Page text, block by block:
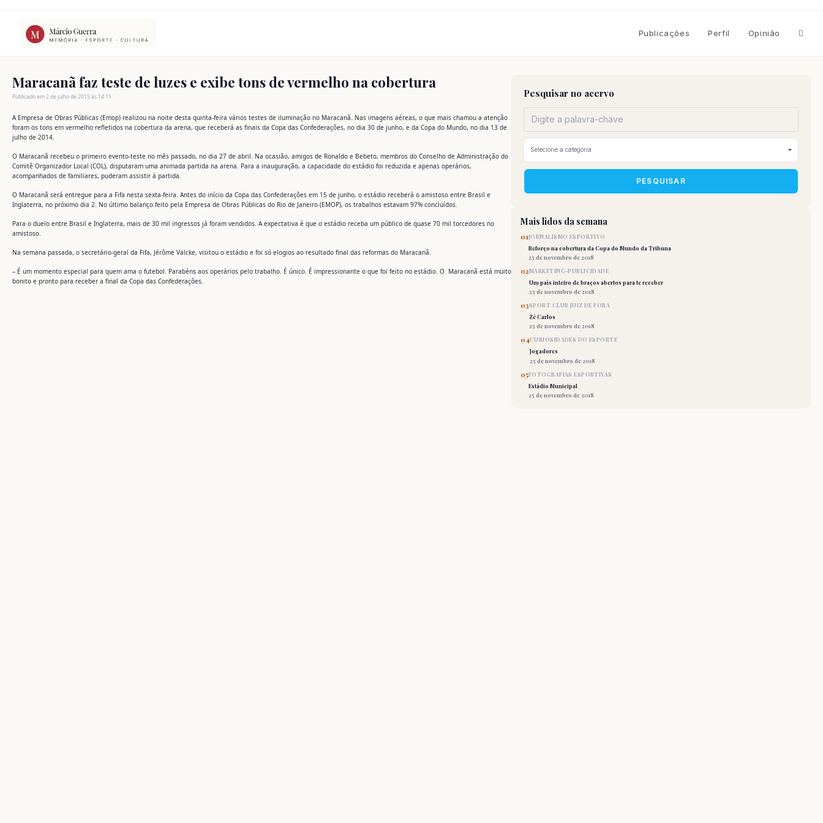
conteúdo
Publicações Perfil Opinião
Maracanã faz teste de luzes e exibe tons de vermelho na cobertura
Publicado em 2 de julho de 2015 às 14:11
A Empresa de Obras Públicas (Emop) realizou na noite desta quinta-feira vários testes de iluminação no Maracanã. Nas imagens aéreas, o que mais chamou a atenção
foram os tons em vermelho refletidos na cobertura da arena, que receberá as finais da Copa das Confederações, no dia 30 de junho, e da Copa do Mundo, no dia 13 de
julho de 2014.
O Maracanã recebeu o primeiro evento-teste no mês passado, no dia 27 de abril. Na ocasião, amigos de Ronaldo e Bebeto, membros do Conselho de Administração do
Comitê Organizador Local (COL), disputaram uma animada partida na arena. Para a inauguração, a capacidade do estádio foi reduzida e apenas operários,
acompanhados de familiares, puderam assistir à partida.
O Maracanã será entregue para a Fifa nesta sexta-feira. Antes do início da Copa das Confederações em 15 de junho, o estádio receberá o amistoso entre Brasil e
Inglaterra, no próximo dia 2. No último balanço feito pela Empresa de Obras Públicas do Rio de Janeiro (EMOP), os trabalhos estavam 97% concluídos.
Para o duelo entre Brasil e Inglaterra, mais de 30 mil ingressos já foram vendidos. A expectativa é que o estádio receba um público de quase 70 mil torcedores no
amistoso.
Na semana passada, o secretário-geral da Fifa, Jérôme Valcke, visitou o estádio e foi só elogios ao resultado final das reformas do Maracanã.
– É um momento especial para quem ama o futebol. Parabéns aos operários pelo trabalho. É único. É impressionante o que foi feito no estádio. O Maracanã está muito
bonito e pronto para receber a final da Copa das Confederações.
Pesquisar no acervo
PESQUISAR
Mais lidos da semana
01JORNALISMO ESPORTIVO
Reforço na cobertura da Copa do Mundo da Tribuna
25 de novembro de 2018
02MARKETING-PUBLICIDADE
Um país inteiro de braços abertos para te receber
25 de novembro de 2018
03SPORT CLUB JUIZ DE FORA
Zé Carlos
25 de novembro de 2018
04CURIOSIDADES DO ESPORTE
Jogadores
25 de novembro de 2018
05FOTOGRAFIAS ESPORTIVAS
Estádio Municipal
25 de novembro de 2018